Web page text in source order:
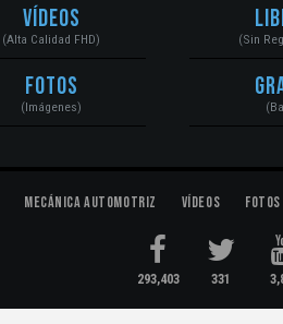
Vídeos
(Alta Calidad FHD)
Fotos
(Imágenes)
(Sin
Mecánica Automotriz Vídeos Fotos
293,403 331